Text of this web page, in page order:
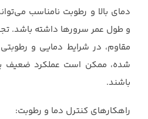
دمای بالا و رطوبت نامناسب
مقاوم، در شرایط دمایی و
شده، ممکن است عملکرد ضعیف
باشند.
راهکارهای کنترل دما و رطوبت: